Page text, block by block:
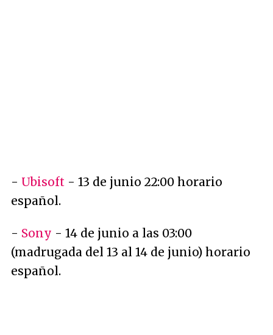
- Ubisoft - 13 de junio 22:00 horario
español.
- Sony - 14 de junio a las 03:00
(madrugada del 13 al 14 de junio) horario
español.